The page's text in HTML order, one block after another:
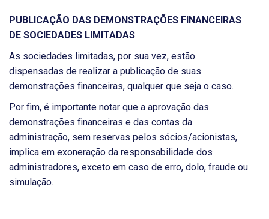
PUBLICAÇÃO DAS DEMONSTRAÇÕES FINANCEIRAS
DE SOCIEDADES LIMITADAS
As sociedades limitadas, por sua vez, estão
dispensadas de realizar a publicação de suas
demonstrações financeiras, qualquer que seja o caso.
Por fim, é importante notar que a aprovação das
demonstrações financeiras e das contas da
administração, sem reservas pelos sócios/acionistas,
implica em exoneração da responsabilidade dos
administradores, exceto em caso de erro, dolo, fraude ou
simulação.